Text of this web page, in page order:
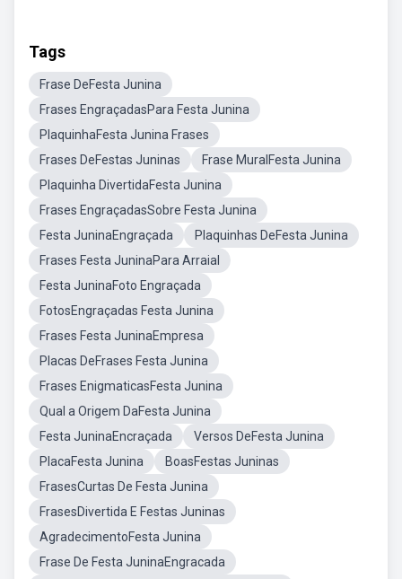
Tags
Frase DeFesta Junina
Frases EngraçadasPara Festa Junina
PlaquinhaFesta Junina Frases
Frases DeFestas Juninas
Frase MuralFesta Junina
Plaquinha DivertidaFesta Junina
Frases EngraçadasSobre Festa Junina
Festa JuninaEngraçada
Plaquinhas DeFesta Junina
Frases Festa JuninaPara Arraial
Festa JuninaFoto Engraçada
FotosEngraçadas Festa Junina
Frases Festa JuninaEmpresa
Placas DeFrases Festa Junina
Frases EnigmaticasFesta Junina
Qual a Origem DaFesta Junina
Festa JuninaEncraçada
Versos DeFesta Junina
PlacaFesta Junina
BoasFestas Juninas
FrasesCurtas De Festa Junina
FrasesDivertida E Festas Juninas
AgradecimentoFesta Junina
Frase De Festa JuninaEngracada